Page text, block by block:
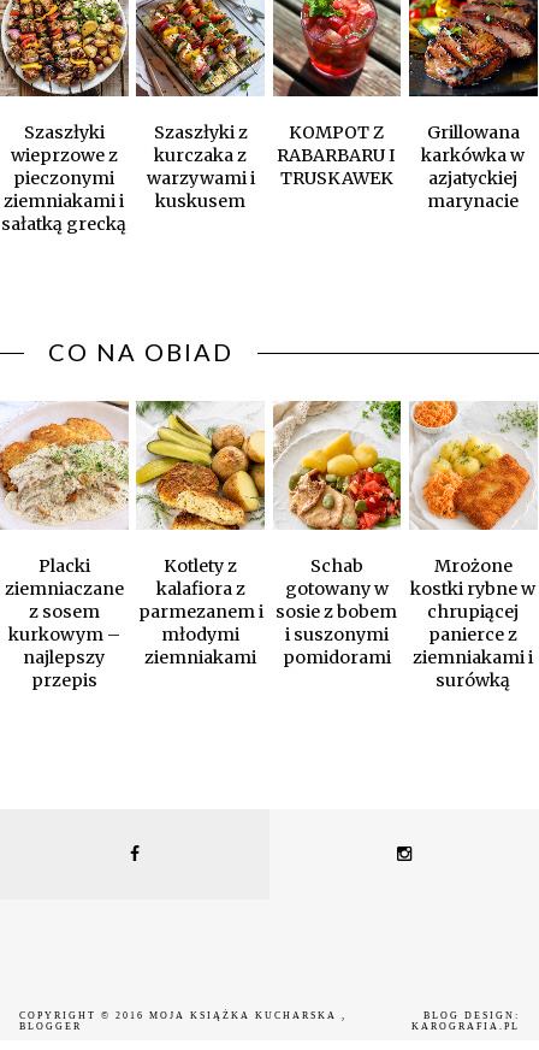
Szaszłyki
wieprzowe z
pieczonymi
ziemniakami i
sałatką grecką
Szaszłyki z
kurczaka z
warzywami i
kuskusem
KOMPOT Z
RABARBARU I
TRUSKAWEK
Grillowana
karkówka w
azjatyckiej
marynacie
CO NA OBIAD
Placki
ziemniaczane
z sosem
kurkowym –
najlepszy
przepis
Kotlety z
kalafiora z
parmezanem i
młodymi
ziemniakami
Schab
gotowany w
sosie z bobem
i suszonymi
pomidorami
Mrożone
kostki rybne w
chrupiącej
panierce z
ziemniakami i
surówką
COPYRIGHT © 2016 MOJA KSIĄŻKA KUCHARSKA ,
BLOGGER
BLOG DESIGN:
KAROGRAFIA.PL